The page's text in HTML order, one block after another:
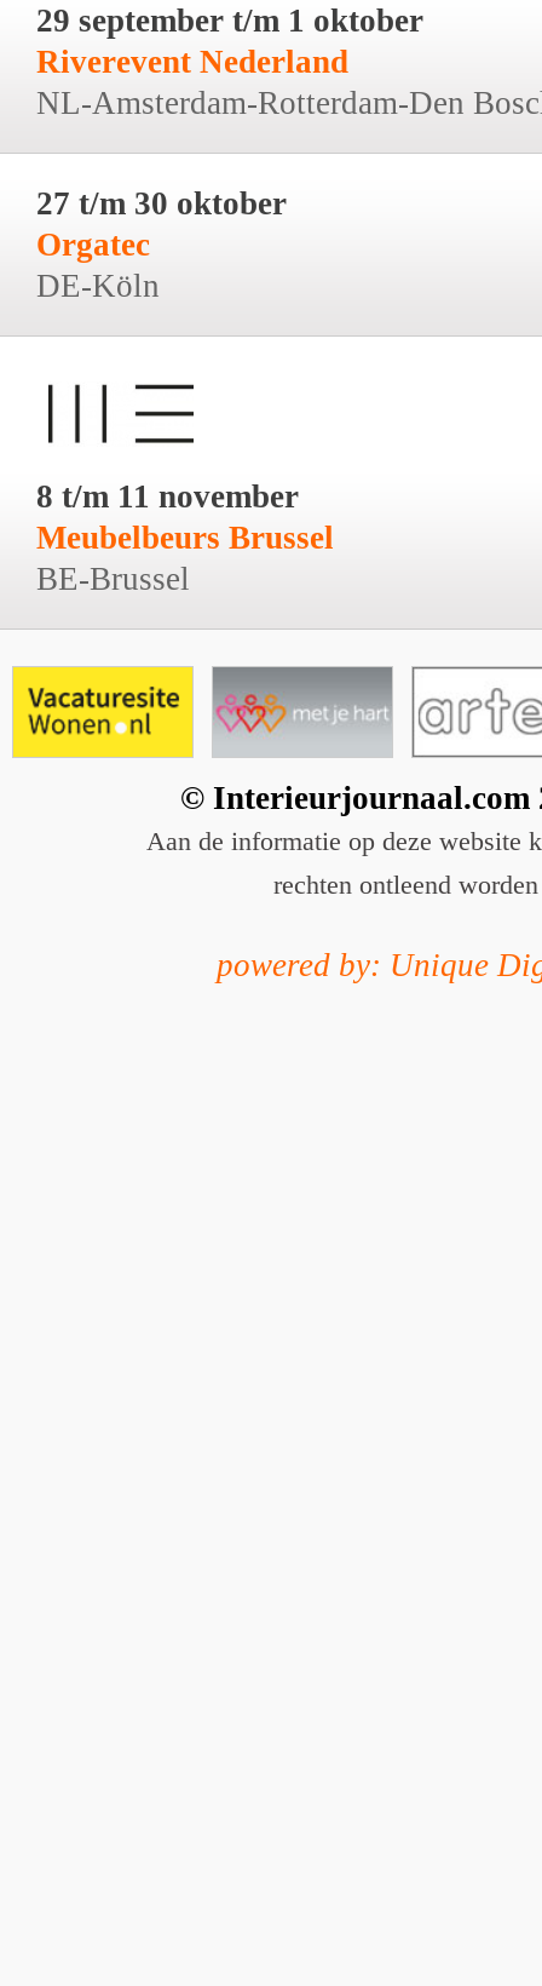
29 september t/m 1 oktober
Riverevent Nederland
NL-Amsterdam-Rotterdam-Den
27 t/m 30 oktober
Orgatec
DE-Köln
8 t/m 11 november
Meubelbeurs Brussel
BE-Brussel
© Interieurjournaal.com
Aan de informatie op deze website
rechten ontleend worden
powered by: Unique